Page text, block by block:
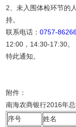
2、未入围体检环节的
持。
联系电话： 0757-
12:00，14:30-17:30。
特此通知。
附件：
南海农商银行2016年
序号
姓名